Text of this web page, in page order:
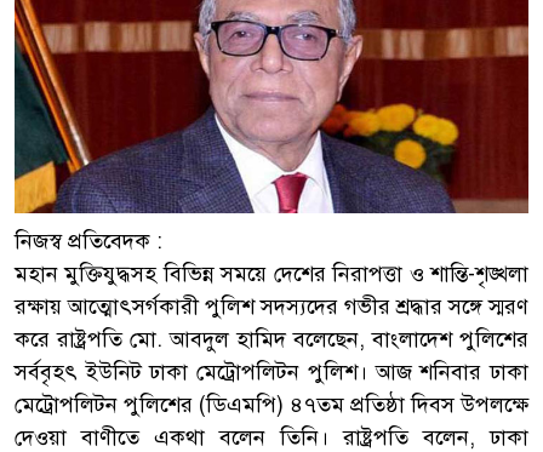
নিজস্ব প্রতিবেদক :
মহান মুক্তিযুদ্ধসহ বিভিন্ন সময়ে দেশের নিরাপত্তা ও শান্তি-শৃঙ্খলা
রক্ষায় আত্মোৎসর্গকারী পুলিশ সদস্যদের গভীর শ্রদ্ধার সঙ্গে স্মরণ
করে রাষ্ট্রপতি মো. আবদুল হামিদ বলেছেন, বাংলাদেশ পুলিশের
সর্ববৃহৎ ইউনিট ঢাকা মেট্রোপলিটন পুলিশ। আজ শনিবার ঢাকা
মেট্রোপলিটন পুলিশের (ডিএমপি) ৪৭তম প্রতিষ্ঠা দিবস উপলক্ষে
দেওয়া বাণীতে একথা বলেন তিনি। রাষ্ট্রপতি বলেন, ঢাকা